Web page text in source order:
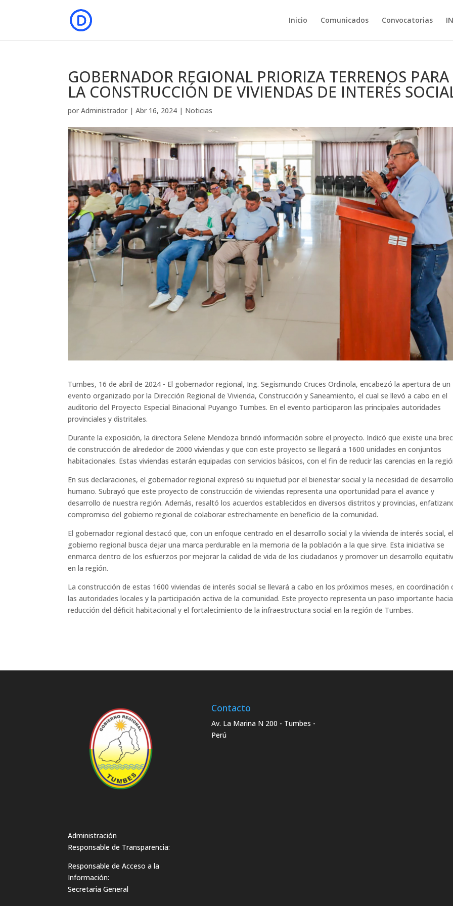
Inicio Comunicados Convocatorias
GOBERNADOR REGIONAL PRIORIZA TERRENOS PARA
LA CONSTRUCCIÓN DE VIVIENDAS DE INTERÉS
porAdministrador |Abr 16, 2024 | Noticias
Tumbes, 16 de abril de 2024 - El gobernador regional, Ing. Segismundo Cruces Ordinola, encabezó la apertura de un
evento organizado por la Dirección Regional de Vivienda, Construcción y Saneamiento, el cual se llevó a cabo en el
auditorio del Proyecto Especial Binacional Puyango Tumbes. En el evento participaron las principales autoridades
provinciales y distritales.
Durante la exposición, la directora Selene Mendoza brindó información sobre el proyecto. Indicó que existe una
de construcción de alrededor de 2000 viviendas y que con este proyecto se llegará a 1600 unidades en conjuntos
habitacionales. Estas viviendas estarán equipadas con servicios básicos, con el fin de reducir las carencias en la
En sus declaraciones, el gobernador regional expresó su inquietud por el bienestar social y la necesidad de
humano. Subrayó que este proyecto de construcción de viviendas representa una oportunidad para el avance y
desarrollo de nuestra región. Además, resaltó los acuerdos establecidos en diversos distritos y provincias,
compromiso del gobierno regional de colaborar estrechamente en beneficio de la comunidad.
El gobernador regional destacó que, con un enfoque centrado en el desarrollo social y la vivienda de interés social,
gobierno regional busca dejar una marca perdurable en la memoria de la población a la que sirve. Esta iniciativa se
enmarca dentro de los esfuerzos por mejorar la calidad de vida de los ciudadanos y promover un desarrollo
en la región.
La construcción de estas 1600 viviendas de interés social se llevará a cabo en los próximos meses, en coordinación
las autoridades locales y la participación activa de la comunidad. Este proyecto representa un paso importante
reducción del déficit habitacional y el fortalecimiento de la infraestructura social en la región de Tumbes.
Administración
Responsable de Transparencia:
Responsable de Acceso a la
Información:
Secretaria General
Contacto
Av. La Marina N 200 - Tumbes -
Perú